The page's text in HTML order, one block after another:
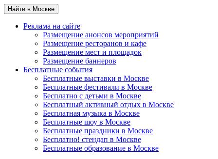
Найти в Москве
Реклама на сайте
Размещение анонсов мероприятий
Размещение ресторанов и кафе
Размещение мест и площадок
Размещение баннеров
Бесплатные события
Бесплатные выставки в Москве
Бесплатные фестивали в Москве
Бесплатно с детьми в Москве
Бесплатный активный отдых в Москве
Бесплатная музыка в Москве
Бесплатные шоу в Москве
Бесплатные праздники в Москве
Бесплатно! стендап в Москве
Бесплатные образование в Москве